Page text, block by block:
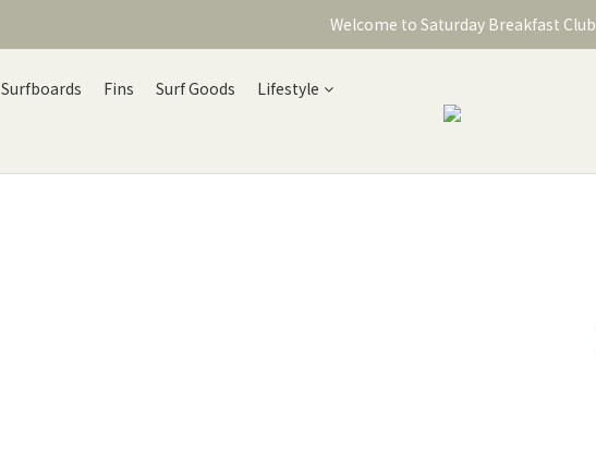
Welcome to Saturday Breakfast Club
Welcome to Saturday Breakfast Club
Welcome to Saturday Breakfast Club
Surfboards Fins Surf Goods Lifestyle